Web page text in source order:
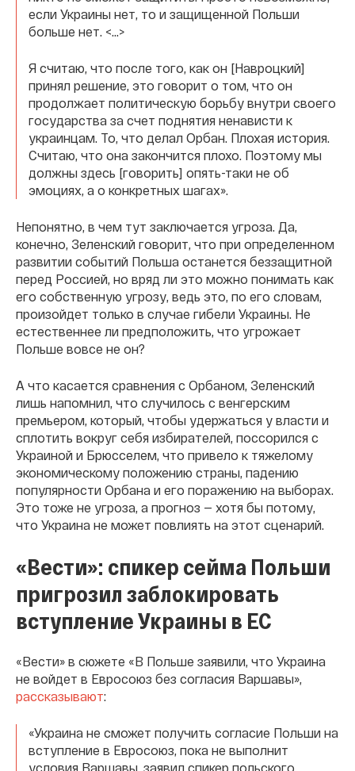
если Украины нет, то и защищенной Польши
больше нет. <…>
Я считаю, что после того, как он [Навроцкий]
принял решение, это говорит о том, что он
продолжает политическую борьбу внутри своего
государства за счет поднятия ненависти к
украинцам. То, что делал Орбан. Плохая история.
Считаю, что она закончится плохо. Поэтому мы
должны здесь [говорить] опять-таки не об
эмоциях, а о конкретных шагах».
Непонятно, в чем тут заключается угроза. Да,
конечно, Зеленский говорит, что при определенном
развитии событий Польша останется беззащитной
перед Россией, но вряд ли это можно понимать как
его собственную угрозу, ведь это, по его словам,
произойдет только в случае гибели Украины. Не
естественнее ли предположить, что угрожает
Польше вовсе не он?
А что касается сравнения с Орбаном, Зеленский
лишь напомнил, что случилось с венгерским
премьером, который, чтобы удержаться у власти и
сплотить вокруг себя избирателей, поссорился с
Украиной и Брюсселем, что привело к тяжелому
экономическому положению страны, падению
популярности Орбана и его поражению на выборах.
Это тоже не угроза, а прогноз — хотя бы потому,
что Украина не может повлиять на этот сценарий.
«Вести»: спикер сейма Польши
пригрозил заблокировать
вступление Украины в ЕС
«Вести» в сюжете «В Польше заявили, что Украина
не войдет в Евросоюз без согласия Варшавы»,
рассказывают:
«Украина не сможет получить согласие Польши на
вступление в Евросоюз, пока не выполнит
условия Варшавы, заявил спикер польского